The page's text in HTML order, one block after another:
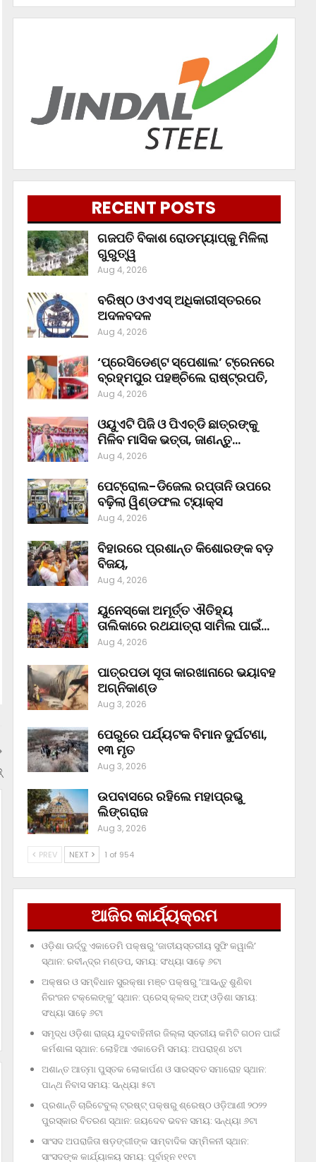
RECENT POSTS
ଗଜପତି ବିକାଶ ରୋଡମ୍ୟାପ୍‌କୁ ମିଳିଲା
ଗୁରୁତ୍ୱ
Aug 4, 2026
ବରିଷ୍ଠ ଓଏଏସ୍‌ ଅଧିକାରୀସ୍ତରରେ
ଅଦଳବଦଳ
Aug 4, 2026
‘ପ୍ରେସିଡେଣ୍ଟ ସ୍ପେଶାଲ’ ଟ୍ରେନରେ
ବ୍ରହ୍ମପୁର ପହଞ୍ଚିଲେ ରାଷ୍ଟ୍ରପତି,
Aug 4, 2026
ଓୟୁଏଟି ପିଜି ଓ ପିଏଚ୍‌ଡି ଛାତ୍ରଙ୍କୁ
ମିଳିବ ମାସିକ ଭତ୍ତା, ଜାଣନ୍ତୁ…
Aug 4, 2026
ପେଟ୍ରୋଲ-ଡିଜେଲ ରପ୍ତାନି ଉପରେ
ବଢ଼ିଲା ୱିଣ୍ଡଫଲ ଟ୍ୟାକ୍ସ
Aug 4, 2026
ବିହାରରେ ପ୍ରଶାନ୍ତ କିଶୋରଙ୍କ ବଡ଼
ବିଜୟ,
Aug 4, 2026
ୟୁନେସ୍କୋ ଅମୂର୍ତ୍ତ ଐତିହ୍ୟ
ତାଲିକାରେ ରଥଯାତ୍ରା ସାମିଲ ପାଇଁ…
Aug 4, 2026
ପାତ୍ରପଡା ସୂତା କାରଖାନାରେ ଭୟାବହ
ଅଗ୍ନିକାଣ୍ଡ
Aug 3, 2026
ପେରୁରେ ପର୍ଯ୍ୟଟକ ବିମାନ ଦୁର୍ଘଟଣା,
୧୩ ମୃତ
Aug 3, 2026
ଉପବାସରେ ରହିଲେ ମହାପ୍ରଭୁ
ଲିଙ୍ଗରାଜ
Aug 3, 2026
PREV NEXT 1 of 954
ଆଜିର କାର୍ଯ୍ୟକ୍ରମ
ଓଡ଼ିଶା ଊର୍ଦ୍ଦୁ ଏକାଡେମି ପକ୍ଷରୁ ‘ଜାତୀୟସ୍ତରୀୟ ସୁଫି କୱାଲି’
ସ୍ଥାନ: ରବୀନ୍ଦ୍ର ମଣ୍ଡପ, ସମୟ: ସଂଧ୍ୟା ସାଢ଼େ ୬ଟା
ଅକ୍ଷର ଓ ସମ୍ବିଧାନ ସୁରକ୍ଷା ମଞ୍ଚ ପକ୍ଷରୁ ‘ଆସନ୍ତୁ ଶୁଣିବା
ନିରଂଜନ ଟକ୍‌ଲେଙ୍କୁ’ ସ୍ଥାନ: ପ୍ରେସ୍‌ କ୍ଲବ୍‌ ଅଫ୍‌ ଓଡ଼ିଶା ସମୟ:
ସଂଧ୍ୟା ସାଢ଼େ ୬ଟା
ସମୃଦ୍ଧ ଓଡ଼ିଶା ରାଜ୍ୟ ଯୁବବାହିନୀର ଜିଲ୍ଲା ସ୍ତରୀୟ କମିଟି ଗଠନ ପାଇଁ
କର୍ମଶାଳା ସ୍ଥାନ: ଲୋହିଆ ଏକାଡେମି ସମୟ: ଅପରାହ୍‌ଣ ୪ଟା
ଅଶାନ୍ତ ଆତ୍ମା ପୁସ୍ତକ ଲୋକାର୍ପଣ ଓ ସାରସ୍ବତ ସମାରୋହ ସ୍ଥାନ:
ପାନ୍ଥ ନିବାସ ସମୟ: ସନ୍ଧ୍ୟା ୫ଟା
ପ୍ରଶାନ୍ତି ଚାରିଟେବୁଲ୍‌ ଟ୍ରଷ୍ଟ୍‌ ପକ୍ଷରୁ ଶ୍ରେଷ୍ଠ ଓଡ଼ିଆଣୀ ୨୦୨୨
ପୁରସ୍କାର ବିତରଣ ସ୍ଥାନ: ଜୟଦେବ ଭବନ ସମୟ: ସନ୍ଧ୍ୟା ୬ଟା
ସାଂସଦ ଅପରାଜିତା ଷଡ଼ଙ୍ଗୀଙ୍କ ସାମ୍ବାଦିକ ସମ୍ମିଳନୀ ସ୍ଥାନ:
ସାଂସଦଙ୍କ କାର୍ଯ୍ୟାଳୟ ସମୟ: ପୂର୍ବାହ୍ନ ୧୧ଟା